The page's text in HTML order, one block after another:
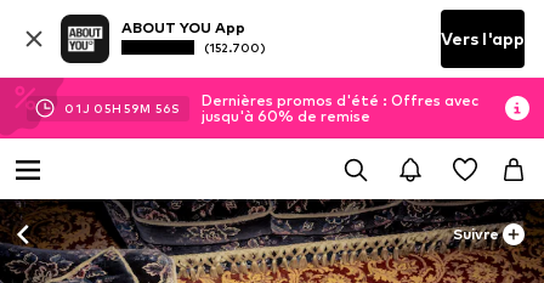
ABOUT YOU App
(152.700) Vers l'app
01J 05H 59M 55S
Dernières promos d'été : Offres avec
jusqu'à 60% de remise
Suivre